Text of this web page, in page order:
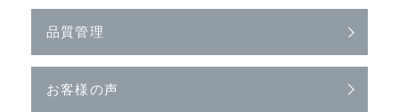
品質管理
お客様の声